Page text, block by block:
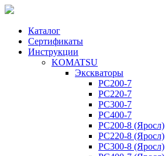
Каталог
Сертификаты
Инструкции
KOMATSU
Экскваторы
PC200-7
PC220-7
PC300-7
PC400-7
PC200-8 (Яросл)
PC220-8 (Яросл)
PC300-8 (Яросл)